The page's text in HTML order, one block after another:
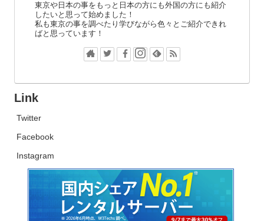
東京や日本の事をもっと日本の方にも外国の方にも紹介
したいと思って始めました！
私も東京の事を調べたり学びながら色々とご紹介できれ
ばと思っています！
Link
Twitter
Facebook
Instagram